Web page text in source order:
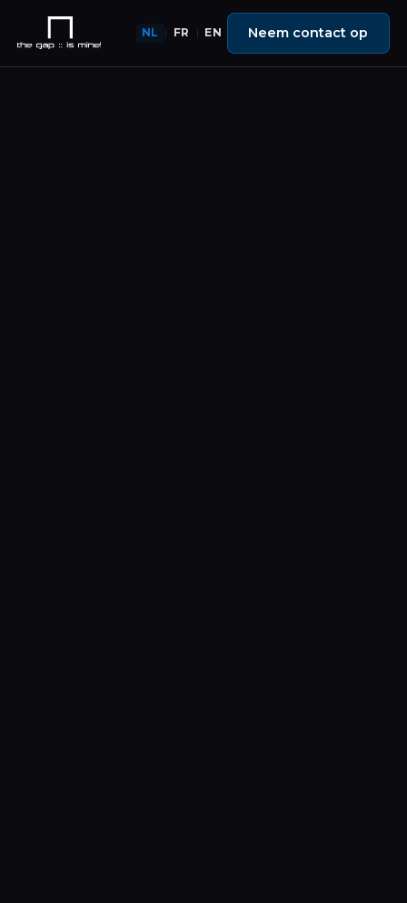
NL | FR | EN Neem contact op